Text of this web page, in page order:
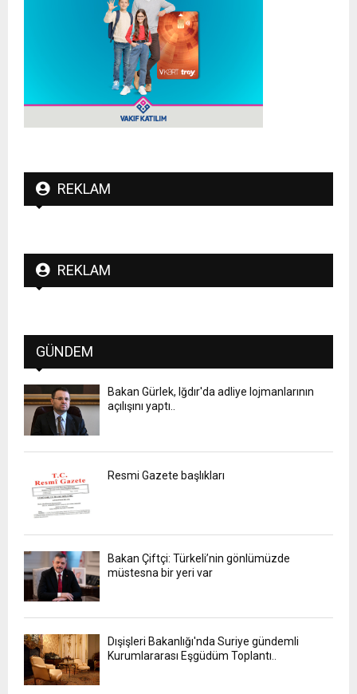
REKLAM
REKLAM
GÜNDEM
Bakan Gürlek, Iğdır'da adliye lojmanlarının
açılışını yaptı..
Resmi Gazete başlıkları
Bakan Çiftçi: Türkeli’nin gönlümüzde
müstesna bir yeri var
Dışişleri Bakanlığı'nda Suriye gündemli
Kurumlararası Eşgüdüm Toplantı..